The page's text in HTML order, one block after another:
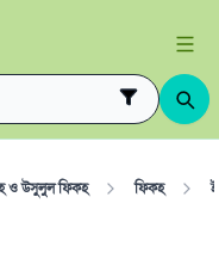
ও উসুলুল ফিকহ ফিকহ